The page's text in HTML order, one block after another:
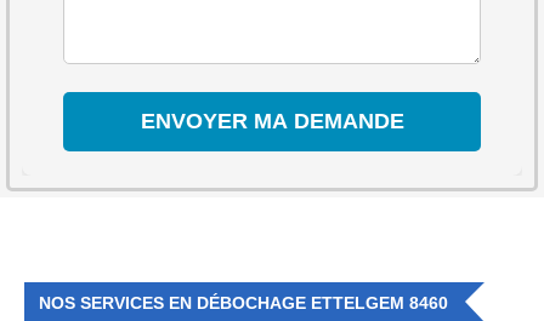
NOS SERVICES EN DÉBOCHAGE ETTELGEM 8460